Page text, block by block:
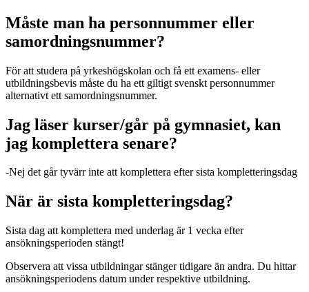
Måste man ha personnummer eller
samordningsnummer?
För att studera på yrkeshögskolan och få ett examens- eller
utbildningsbevis måste du ha ett giltigt svenskt personnummer
alternativt ett samordningsnummer.
Jag läser kurser/går på gymnasiet, kan
jag komplettera senare?
-Nej det går tyvärr inte att komplettera efter sista kompletteringsdag
När är sista kompletteringsdag?
Sista dag att komplettera med underlag är 1 vecka efter
ansökningsperioden stängt!
Observera att vissa utbildningar stänger tidigare än andra. Du hittar
ansökningsperiodens datum under respektive utbildning.